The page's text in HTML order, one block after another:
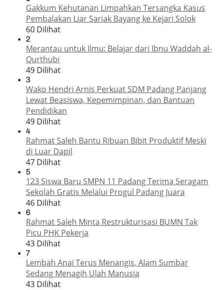
Gakkum Kehutanan Limpahkan Tersangka Kasus
Pembalakan Liar Sariak Bayang ke Kejari Solok
60 Dilihat
2
Merantau untuk Ilmu: Belajar dari Ibnu Waddah al-
Qurthubi
49 Dilihat
3
Wako Hendri Arnis Perkuat SDM Padang Panjang
Lewat Beasiswa, Kepemimpinan, dan Bantuan
Pendidikan
49 Dilihat
4
Rahmat Saleh Bantu Ribuan Bibit Produktif Meski
di Luar Dapil
47 Dilihat
5
123 Siswa Baru SMPN 11 Padang Terima Seragam
Sekolah Gratis Melalui Progul Padang Juara
46 Dilihat
6
Rahmat Saleh Minta Restrukturisasi BUMN Tak
Picu PHK Pekerja
43 Dilihat
7
Lembah Anai Terus Menangis, Alam Sumbar
Sedang Menagih Ulah Manusia
43 Dilihat